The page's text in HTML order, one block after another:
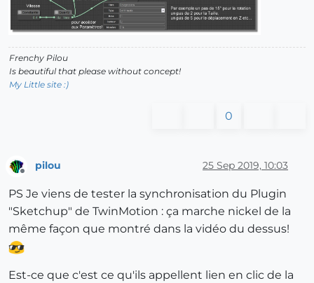
Frenchy Pilou
Is beautiful that please without concept!
My Little site :)
0
pilou 25 Sep 2019, 10:03
PS Je viens de tester la synchronisation du Plugin
"Sketchup" de TwinMotion : ça marche nickel de la
même façon que montré dans la vidéo du dessus!
Est-ce que c'est ce qu'ils appellent lien en clic de la